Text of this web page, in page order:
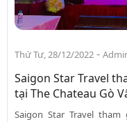
Thứ Tư, 28/12/2022 -
Saigon Star Travel
tại The Chateau Gò
Saigon Star Travel